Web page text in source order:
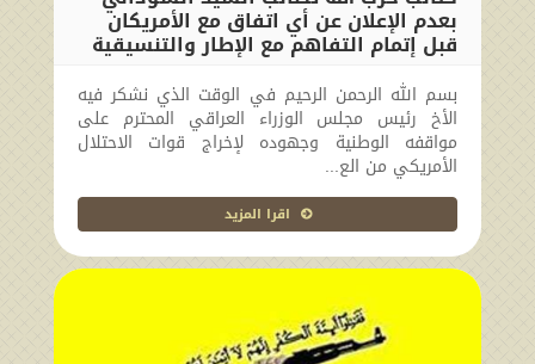
بعدم الإعلان عن أي اتفاق مع الأمريكان
قبل إتمام التفاهم مع الإطار والتنسيقية
2024-09-27 20:45:33
بسم الله الرحمن الرحيم في الوقت الذي نشكر فيه
الأخ رئيس مجلس الوزراء العراقي المحترم على
مواقفه الوطنية وجهوده لإخراج قوات الاحتلال
الأمريكي من الع...
اقرا المزيد